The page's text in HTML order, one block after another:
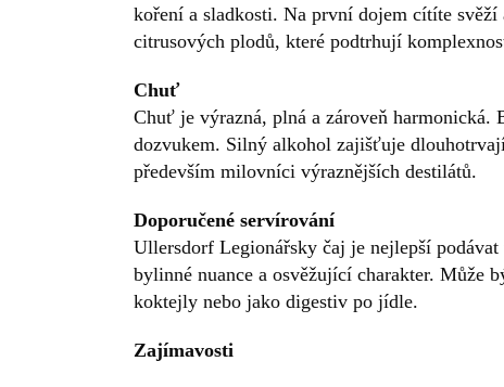
koření a sladkosti. Na první dojem cítíte
citrusových plodů, které podtrhují
Chuť
Chuť je výrazná, plná a zároveň harmonická.
dozvukem. Silný alkohol zajišťuje
především milovníci výraznějších destilátů.
Doporučené servírování
Ullersdorf Legionářsky čaj je nejlepší
bylinné nuance a osvěžující charakter. Může
koktejly nebo jako digestiv po jídle.
Zajímavosti